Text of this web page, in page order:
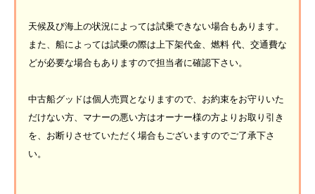
天候及び海上の状況によっては試乗できない場合もあります。
また、船によっては試乗の際は上下架代金、燃料 代、交通費な
どが必要な場合もありますので担当者に確認下さい。
中古船グッドは個人売買となりますので、お約束をお守りいた
だけない方、マナーの悪い方はオーナー様の方よりお取り引き
を、お断りさせていただく場合もございますのでご了承下さ
い。